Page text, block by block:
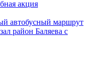
акция
автобусный маршрут
район Баляева с